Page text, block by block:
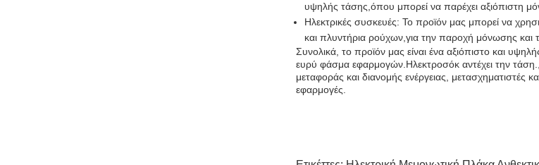
υψηλής τάσης,όπου μπορεί να παρέχει αξιόπιστη
Ηλεκτρικές συσκευές: Το προϊόν μας μπορεί να
και πλυντήρια ρούχων,για την παροχή μόνωσης και
Συνολικά, το προϊόν μας είναι ένα αξιόπιστο και
ευρύ φάσμα εφαρμογών.Ηλεκτροσόκ αντέχει την τάση.,
μεταφοράς και διανομής ενέργειας, μετασχηματιστές
εφαρμογές.